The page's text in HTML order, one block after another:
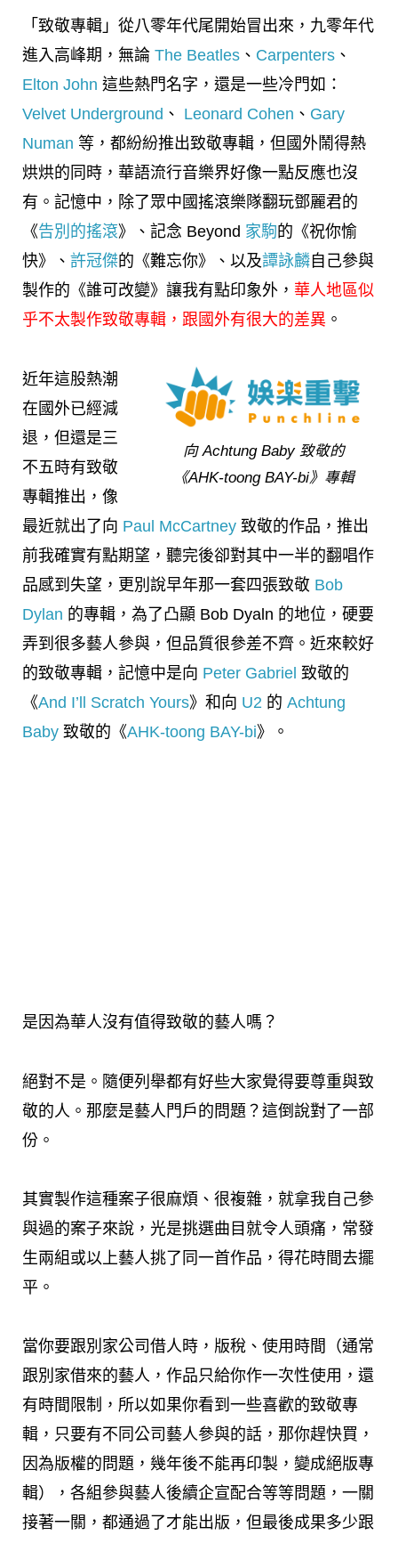
「致敬專輯」從八零年代尾開始冒出來，九零年代
進入高峰期，無論 The Beatles 、 Carpenters 、
Elton John 這些熱門名字，還是一些冷門如：
Velvet Underground 、 Leonard Cohen 、 Gary
Numan 等，都紛紛推出致敬專輯，但國外鬧得熱
烘烘的同時，華語流行音樂界好像一點反應也沒
有。記憶中，除了眾中國搖滾樂隊翻玩鄧麗君的
《告別的搖滾》、記念 Beyond 家駒的《祝你愉
快》、 許冠傑的《難忘你》、以及譚詠麟 自己參與
製作的《誰可改變》讓我有點印象外， 華人地區似
乎不太製作致敬專輯，跟國外有很大的差異 。
向 Achtung Baby 致敬的
《AHK-toong BAY-bi》專輯
近年這股熱潮
在國外已經減
退，但還是三
不五時有致敬
專輯推出，像
最近就出了向 Paul McCartney 致敬的作品，推出
前我確實有點期望，聽完後卻對其中一半的翻唱作
品感到失望，更別說早年那一套四張致敬 Bob
Dylan 的專輯，為了凸顯 Bob Dyaln 的地位，硬要
弄到很多藝人參與，但品質很參差不齊。近來較好
的致敬專輯，記憶中是向 Peter Gabriel 致敬的
《And I’ll Scratch Yours》和向 U2 的 Achtung
Baby 致敬的《AHK-toong BAY-bi》。
是因為華人沒有值得致敬的藝人嗎？
絕對不是。隨便列舉都有好些大家覺得要尊重與致
敬的人。那麼是藝人門戶的問題？這倒說對了一部
份。
其實製作這種案子很麻煩、很複雜，就拿我自己參
與過的案子來說，光是挑選曲目就令人頭痛，常發
生兩組或以上藝人挑了同一首作品，得花時間去擺
平。
當你要跟別家公司借人時，版稅、使用時間（通常
跟別家借來的藝人，作品只給你作一次性使用，還
有時間限制，所以如果你看到一些喜歡的致敬專
輯，只要有不同公司藝人參與的話，那你趕快買，
因為版權的問題，幾年後不能再印製，變成絕版專
輯），各組參與藝人後續企宣配合等等問題，一關
接著一關，都通過了才能出版，但最後成果多少跟